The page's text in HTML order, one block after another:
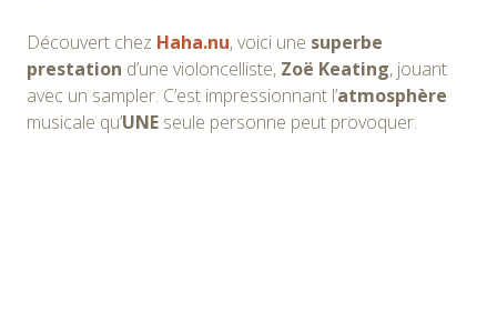
Découvert chez Haha.nu, voici une superbe
prestation d’une violoncelliste, Zoë Keating, jouant
avec un sampler. C’est impressionnant l’atmosphère
musicale qu’UNE seule personne peut provoquer.